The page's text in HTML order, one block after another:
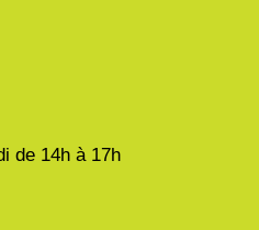
de 14h à 17h